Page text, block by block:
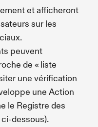
et afficheront
sur les
peuvent
de « liste
une vérification
une Action
le Registre des
dessous).